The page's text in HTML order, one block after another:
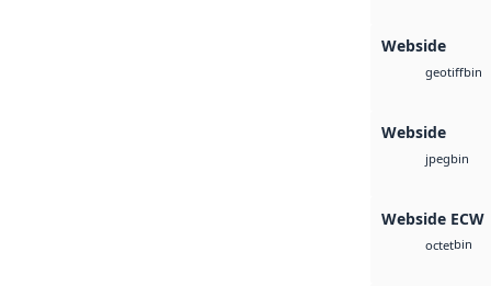
Webside
geotiffbin
Webside
jpegbin
Webside ECW
octetbin